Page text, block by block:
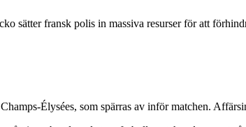
sätter fransk polis in massiva resurser för att
Élysées, som spärras av inför matchen.